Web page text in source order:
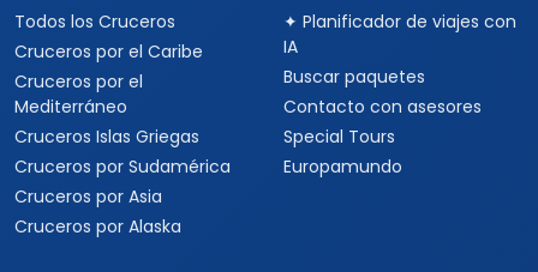
Todos los Cruceros
Cruceros por el Caribe
Cruceros por el
Mediterráneo
Cruceros Islas Griegas
Cruceros por Sudamérica
Cruceros por Asia
Cruceros por Alaska
✦ Planificador de viajes con
IA
Buscar paquetes
Contacto con asesores
Special Tours
Europamundo